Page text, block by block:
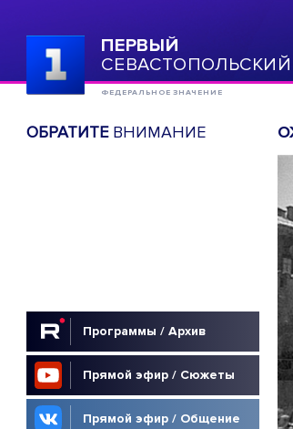
ПЕРВЫЙ
СЕВАСТОПОЛЬСКИЙ
ФЕДЕРАЛЬНОЕ ЗНАЧЕНИЕ
ОБРАТИТЕВНИМАНИЕ
Программы / Архив
Прямой эфир / Сюжеты
Прямой эфир / Общение